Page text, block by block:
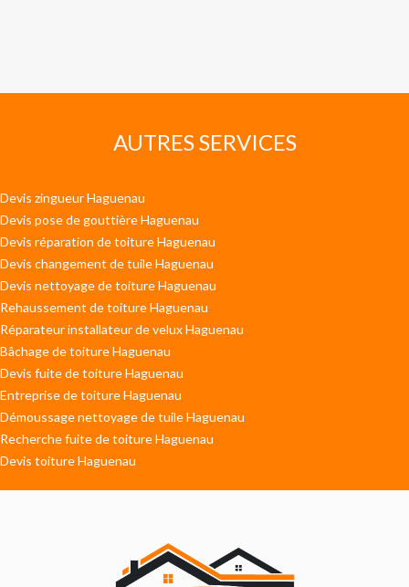
AUTRES SERVICES
Devis zingueur Haguenau
Devis pose de gouttière Haguenau
Devis réparation de toiture Haguenau
Devis changement de tuile Haguenau
Devis nettoyage de toiture Haguenau
Rehaussement de toiture Haguenau
Réparateur installateur de velux Haguenau
Bâchage de toiture Haguenau
Devis fuite de toiture Haguenau
Entreprise de toiture Haguenau
Démoussage nettoyage de tuile Haguenau
Recherche fuite de toiture Haguenau
Devis toiture Haguenau